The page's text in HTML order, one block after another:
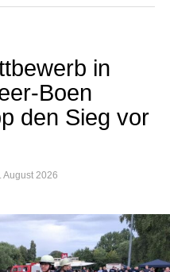
in
Boen
den Sieg vor
August 2026